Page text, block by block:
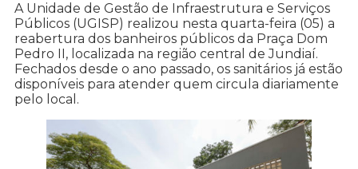
A Unidade de Gestão de Infraestrutura e Serviços
Públicos (UGISP) realizou nesta quarta-feira (05) a
reabertura dos banheiros públicos da Praça Dom
Pedro II, localizada na região central de Jundiaí.
Fechados desde o ano passado, os sanitários já estão
disponíveis para atender quem circula diariamente
pelo local.